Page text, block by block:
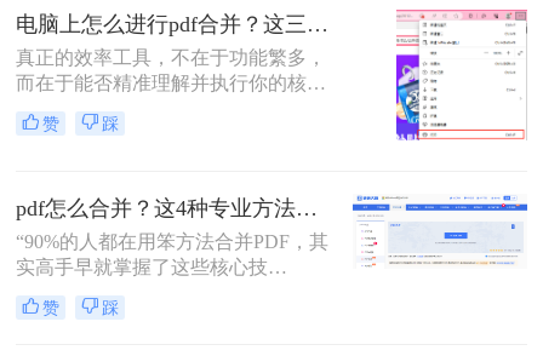
对这一需求时常常感到困惑。那么多
个pdf文件怎么合并成一个文件呢？本
文将详细介绍七种常用且高效的PDF
合并方法，涵盖不同平台、使用场景
和技术水平，助您轻松应对各种PDF
处理需求。
电脑上怎么进行pdf合并？这三招，让你十分钟从小白变高手！
真正的效率工具，不在于功能繁多，
而在于能否精准理解并执行你的核心
意图。“小编，快帮帮我！明早汇报
用的方案，十几份PDF还散着，甲方
紧急求助。
赞 踩
pdf怎么合并？这4种专业方法，让你效率翻倍！
“90%的人都在用笨方法合并PDF，其
实高手早就掌握了这些核心技
巧。”作为一名在电脑办公软件领域
深耕多年的测评博主，每天都会收到
赞 踩